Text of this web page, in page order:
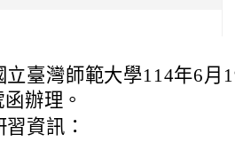
立臺灣師範大學114年6月
辦理。
習資訊：